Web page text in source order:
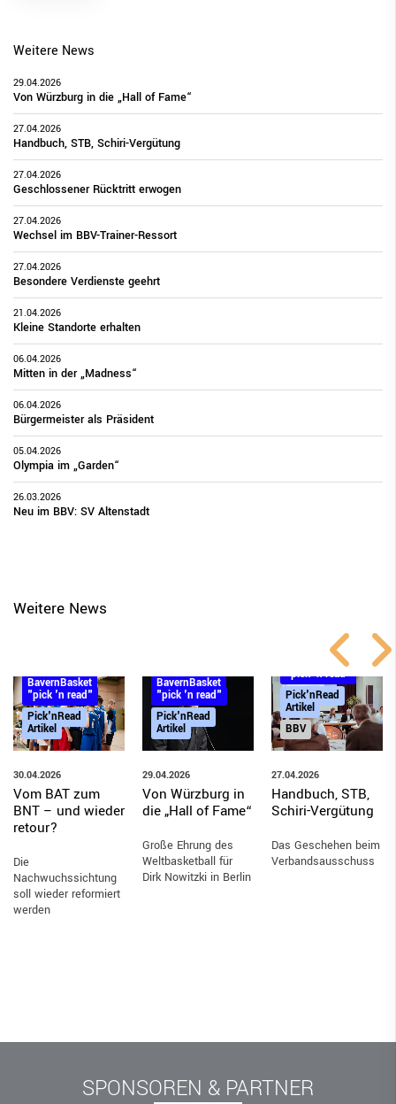
Weitere News
29.04.2026
Von Würzburg in die „Hall of Fame“
27.04.2026
Handbuch, STB, Schiri-Vergütung
27.04.2026
Geschlossener Rücktritt erwogen
27.04.2026
Wechsel im BBV-Trainer-Ressort
27.04.2026
Besondere Verdienste geehrt
21.04.2026
Kleine Standorte erhalten
06.04.2026
Mitten in der „Madness“
06.04.2026
Bürgermeister als Präsident
05.04.2026
Olympia im „Garden“
26.03.2026
Neu im BBV: SV Altenstadt
Weitere News
BayernBasket
"pick 'n read"
Pick'nRead
Artikel
30.04.2026
Vom BAT zum
BNT – und wieder
retour?
Die
Nachwuchssichtung
soll wieder reformiert
werden
BayernBasket
"pick 'n read"
Pick'nRead
Artikel
29.04.2026
Von Würzburg in
die „Hall of Fame“
Große Ehrung des
Weltbasketball für
Dirk Nowitzki in Berlin
BayernBasket
"pick 'n read"
Pick'nRead
Artikel
BBV
27.04.2026
Handbuch, STB,
Schiri-Vergütung
Das Geschehen beim
Verbandsausschuss
SPONSOREN & PARTNER